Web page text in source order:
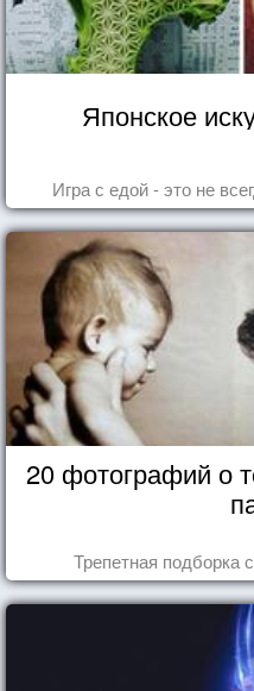
Японское
Игра с едой - это не
20 фотографий о
Трепетная подборка